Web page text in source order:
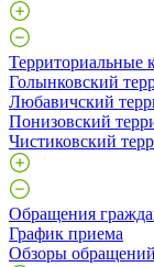
Территориальные
Голынковский
Любавичский
Понизовский
Чистиковский
Обращения
График приема
Обзоры обращений